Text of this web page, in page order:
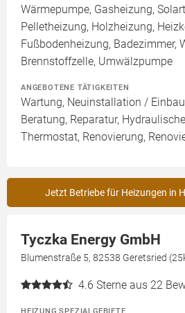
Wärmepumpe, Gasheizung,
Pelletheizung, Holzheizung,
Fußbodenheizung, Badezimmer,
Brennstoffzelle, Umwälzpumpe
ANGEBOTENE TÄTIGKEITEN
Wartung, Neuinstallation /
Beratung, Reparatur,
Thermostat, Renovierung,
Jetzt Betriebe für Heizungen in
Tyczka Energy GmbH
Blumenstraße 5, 82538 Geretsried
4.6 Sterne aus 22
HEIZUNG SPEZIALGEBIETE